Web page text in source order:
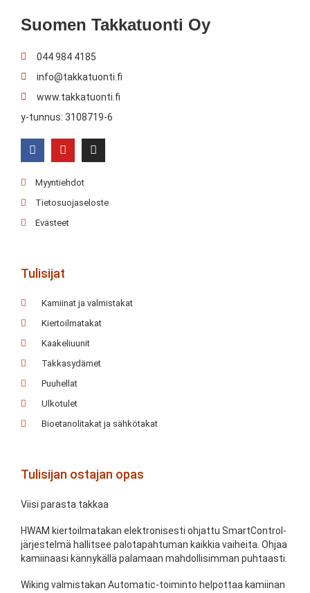
Suomen Takkatuonti Oy
044 984 4185
info@takkatuonti.fi
www.takkatuonti.fi
y-tunnus: 3108719-6
Myyntiehdot
Tietosuojaseloste
Evästeet
Tulisijat
Kamiinat ja valmistakat
Kiertoilmatakat
Kaakeliuunit
Takkasydämet
Puuhellat
Ulkotulet
Bioetanolitakat ja sähkötakat
Tulisijan ostajan opas
Viisi parasta takkaa
HWAM kiertoilmatakan elektronisesti ohjattu SmartControl-
järjestelmä hallitsee palotapahtuman kaikkia vaiheita. Ohjaa
kamiinaasi kännykällä palamaan mahdollisimman puhtaasti.
Wiking valmistakan Automatic-toiminto helpottaa kamiinan